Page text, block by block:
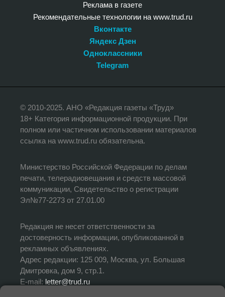
Реклама в газете
Рекомендательные технологии на www.trud.ru
Вконтакте
Яндекс Дзен
Одноклассники
Telegram
© 2010-2025. АНО «Редакция газеты «Труд»
18+ Категория информационной продукции. При
полном или частичном использовании материалов
ссылка на www.trud.ru обязательна.
Министерство Российской Федерации по делам
печати, телерадиовещания и средств массовой
коммуникации, Свидетельство о регистрации
Эл№77-2273 от 27.01.00
Редакция не несет ответственности за
достоверность информации, опубликованной в
рекламных объявлениях.
Адрес редакции: 125 009, Москва, ул. Большая
Дмитровка, дом 9, стр.1.
E-mail: letter@trud.ru